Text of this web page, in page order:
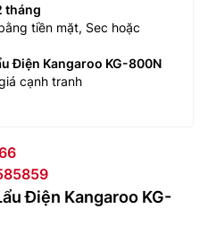
tháng
tiền mặt, Sec hoặc
Điện Kangaroo KG-800N
cạnh tranh
Điện Kangaroo KG-